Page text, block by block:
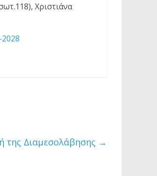
Χριστιάνα
της Διαμεσολάβησης →